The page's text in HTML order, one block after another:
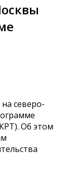
северо-
Об этом